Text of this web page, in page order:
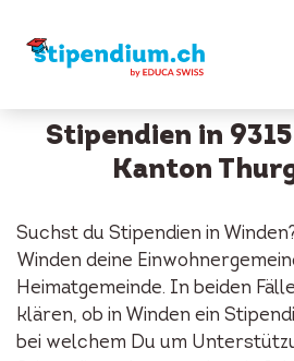
Stipendien in
Kanton
Suchst du Stipendien in
Winden deine
Heimatgemeinde. In beiden
klären, ob in Winden ein
bei welchem Du um